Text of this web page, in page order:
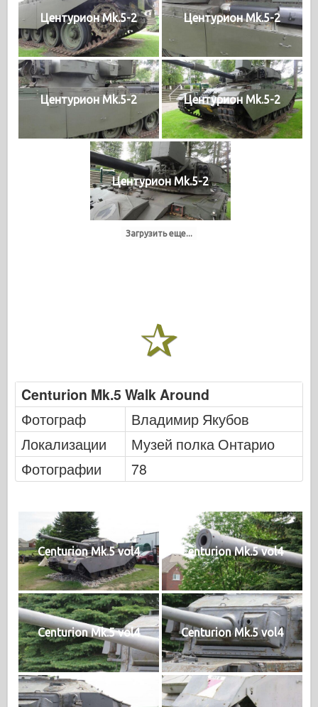
Центурион Mk.5-2 Центурион Mk.5-2
Центурион Mk.5-2 Центурион Mk.5-2
Центурион Mk.5-2
Загрузить еще...
Centurion Mk.5 Walk Around
Фотограф
Владимир Якубов
Локализации
Музей полка Онтарио
Фотографии
78
Centurion Mk.5 vol4 Centurion Mk.5 vol4
Centurion Mk.5 vol4 Centurion Mk.5 vol4